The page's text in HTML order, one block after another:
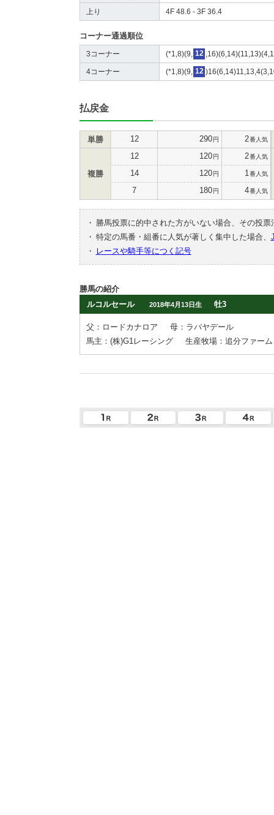
上り 4F 48.6 - 3F 36.4
コーナー通過順位
3コーナー (*1,8)(9, 12
4コーナー (*1,8)(9, 12
払戻金
単勝 12 290円 2番人気
複勝
12 120円 2番人気
14 120円 1 番人気
7 180円 4番人気
・
勝馬投票に的中された方がいない場合、その投
・ 特定の馬番・組番に人気が著しく集中した場合、
・
レースや騎手等につく記号
勝馬の紹介
ルコルセール
2018年4月13日生 牡3
父：ロードカナロア
母：ラバヤデール
馬主：(株)G1レーシング
生産牧場：追分ファーム